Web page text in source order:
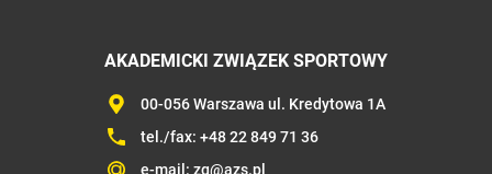
AKADEMICKI ZWIĄZEK SPORTOWY
00-056 Warszawa ul. Kredytowa 1A
tel./fax: +48 22 849 71 36
e-mail: zg@azs.pl